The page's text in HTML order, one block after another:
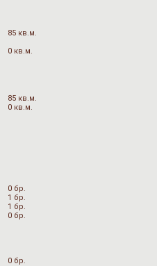
85 кв.м.
0 кв.м.
85 кв.м.
0 кв.м.
0 бр.
1 бр.
1 бр.
0 бр.
0 бр.